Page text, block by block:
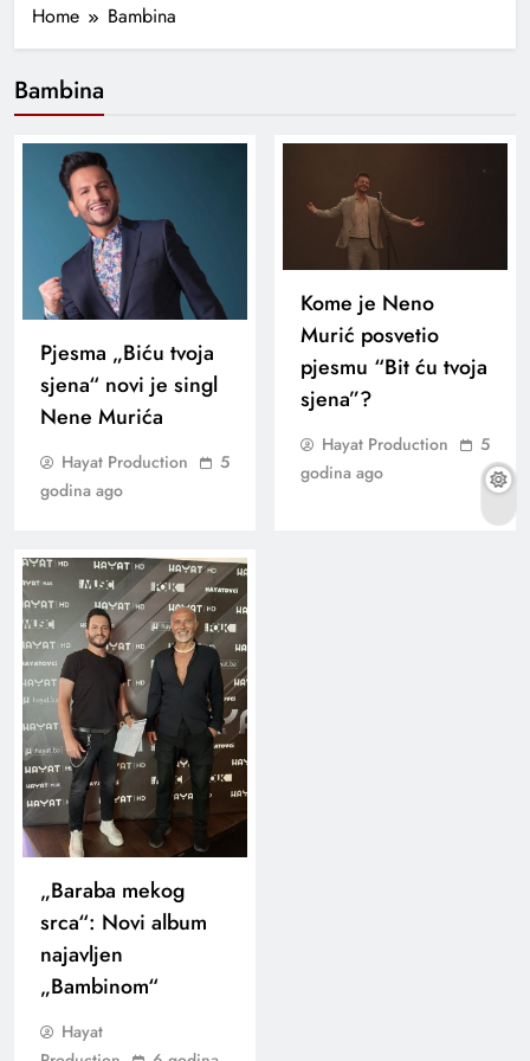
Home Bambina
Bambina
Pjesma „Biću tvoja
sjena“ novi je singl
Nene Murića
Hayat Production
5
godina ago
Kome je Neno
Murić posvetio
pjesmu “Bit ću tvoja
sjena”?
Hayat Production
5
godina ago
„Baraba mekog
srca“: Novi album
najavljen
„Bambinom“
Hayat